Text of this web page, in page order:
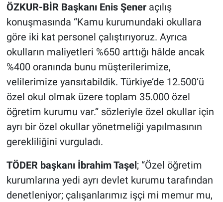
ÖZKUR-BİR Başkanı Enis Şener açılış
konuşmasında “Kamu kurumundaki okullara
göre iki kat personel çalıştırıyoruz. Ayrıca
okulların maliyetleri %650 arttığı hâlde ancak
%400 oranında bunu müşterilerimize,
velilerimize yansıtabildik. Türkiye’de 12.500’ü
özel okul olmak üzere toplam 35.000 özel
öğretim kurumu var.” sözleriyle özel okullar için
ayrı bir özel okullar yönetmeliği yapılmasının
gerekliliğini vurguladı.
TÖDER başkanı İbrahim Taşel; “Özel öğretim
kurumlarına yedi ayrı devlet kurumu tarafından
denetleniyor; çalışanlarımız işçi mi memur mu,